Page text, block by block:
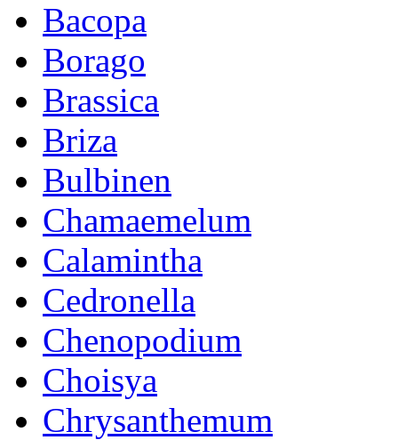
Bacopa
Borago
Brassica
Briza
Bulbinen
Chamaemelum
Calamintha
Cedronella
Chenopodium
Choisya
Chrysanthemum